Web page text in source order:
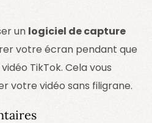
un logiciel de capture
votre écran pendant que
TikTok. Cela vous
votre vidéo sans filigrane.